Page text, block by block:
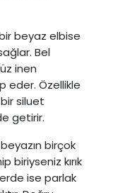
beyaz elbise
Bel
inen
eder. Özellikle
siluet
getirir.
birçok
biriyseniz kırık
ise parlak